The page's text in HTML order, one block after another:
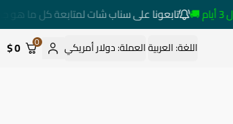
تابعونا على سناب شات لمتابعة كل ما هو
اللغة:العربيةالعملة:دولار أمريكي 0
0 $